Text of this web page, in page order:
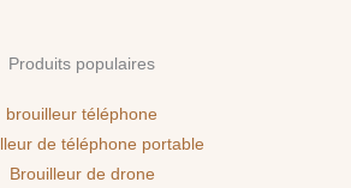
Produits populaires
brouilleur téléphone
de téléphone portable
Brouilleur de drone